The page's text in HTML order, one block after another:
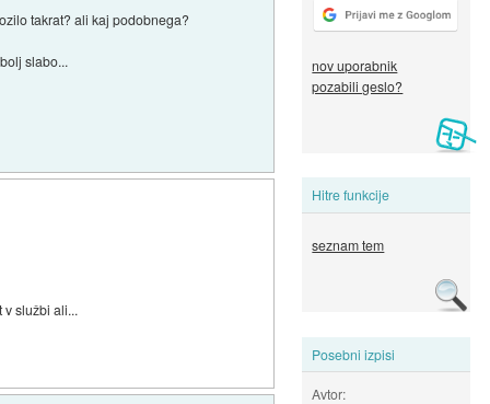
nov uporabnik
pozabili geslo?
Hitre funkcije
seznam tem
Posebni izpisi
Avtor:
takrat? ali kaj podobnega?
slabo...
službi ali...